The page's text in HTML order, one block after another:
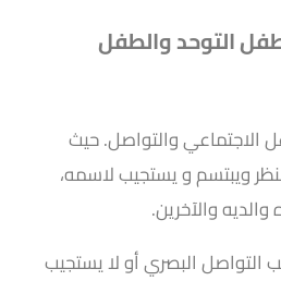
التوحد والطفل
الاجتماعي والتواصل. حيث
ويبتسم و يستجيب لاسمه،
والآخرين.
التواصل البصري أو لا يستجيب